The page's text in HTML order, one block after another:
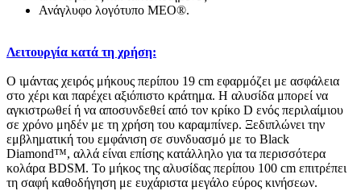
Ανάγλυφο λογότυπο MEO®.
Λειτουργία κατά τη χρήση:
Ο ιμάντας χειρός μήκους περίπου 19 cm εφαρμόζει με ασφάλεια
στο χέρι και παρέχει αξιόπιστο κράτημα. Η αλυσίδα μπορεί να
αγκιστρωθεί ή να αποσυνδεθεί από τον κρίκο D ενός περιλαίμιου
σε χρόνο μηδέν με τη χρήση του καραμπίνερ. Ξεδιπλώνει την
εμβληματική του εμφάνιση σε συνδυασμό με το Black
Diamond™, αλλά είναι επίσης κατάλληλο για τα περισσότερα
κολάρα BDSM. Το μήκος της αλυσίδας περίπου 100 cm επιτρέπει
τη σαφή καθοδήγηση με ευχάριστα μεγάλο εύρος κινήσεων.